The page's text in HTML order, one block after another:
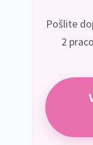
Pošlite
2